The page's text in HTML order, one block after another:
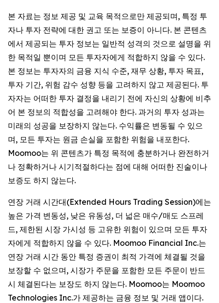
본 자료는 정보 제공 및 교육 목적으로만 제공되며, 특정 투
자나 투자 전략에 대한 권고 또는 보증이 아니다. 본 콘텐츠
에서 제공되는 투자 정보는 일반적 성격의 것으로 설명을 위
한 목적일 뿐이며 모든 투자자에게 적합하지 않을 수 있다.
본 정보는 투자자의 금융 지식 수준, 재무 상황, 투자 목표,
투자 기간, 위험 감수 성향 등을 고려하지 않고 제공된다. 투
자자는 어떠한 투자 결정을 내리기 전에 자신의 상황에 비추
어 본 정보의 적합성을 고려해야 한다. 과거의 투자 성과는
미래의 성공을 보장하지 않는다. 수익률은 변동될 수 있으
며, 모든 투자는 원금 손실을 포함한 위험을 내포한다.
Moomoo는 위 콘텐츠가 특정 목적에 충분하거나 완전하거
나 정확하거나 시기적절하다는 점에 대해 어떠한 진술이나
보증도 하지 않는다.
연장 거래 시간대(Extended Hours Trading Session)에는
높은 가격 변동성, 낮은 유동성, 더 넓은 매수/매도 스프레
드, 제한된 시장 가시성 등 고유한 위험이 있으며 모든 투자
자에게 적합하지 않을 수 있다. Moomoo Financial Inc.는
연장 거래 시간 동안 특정 증권이 최적 가격에 체결될 것을
보장할 수 없으며, 시장가 주문을 포함한 모든 주문이 반드
시 체결된다는 보장도 하지 않는다. Moomoo는 Moomoo
Technologies Inc.가 제공하는 금융 정보 및 거래 앱이다.